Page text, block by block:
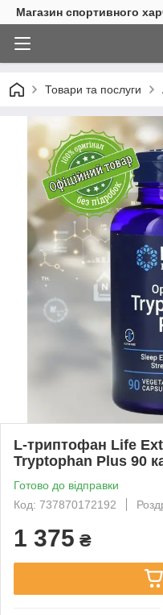
Магазин спортивного
Товари та послуги
L-триптофан Life
Tryptophan Plus 90
Готово до відправки
Код: 737870172192
1 375 ₴